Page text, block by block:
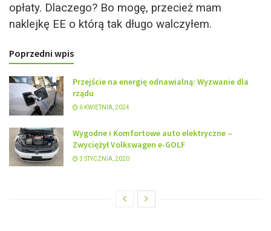
opłaty. Dlaczego? Bo mogę, przecież mam
naklejkę EE o którą tak długo walczyłem.
Poprzedni wpis
Przejście na energię odnawialną: Wyzwanie dla
rządu
6 KWIETNIA, 2024
Wygodne i Komfortowe auto elektryczne –
Zwyciężył Volkswagen e-GOLF
3 STYCZNIA, 2020